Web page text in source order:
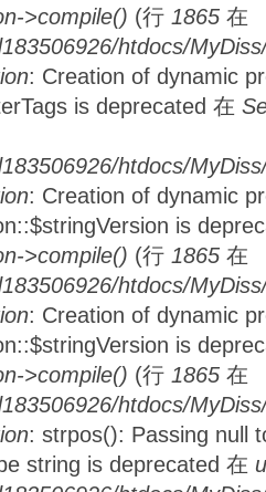
>compile() (行 1865 在
htdocs/
: Creation of dynamic
is deprecated 在
htdocs/
: Creation of dynamic
is
>compile() (行 1865 在
htdocs/
: Creation of dynamic
is
>compile() (行 1865 在
htdocs/
: strpos(): Passing null
string is deprecated 在